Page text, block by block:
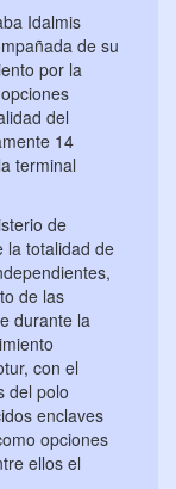
Idalmis
de su
por la
del
14
terminal
de
la totalidad de
de las
durante la
con el
del polo
enclaves
opciones
ellos el